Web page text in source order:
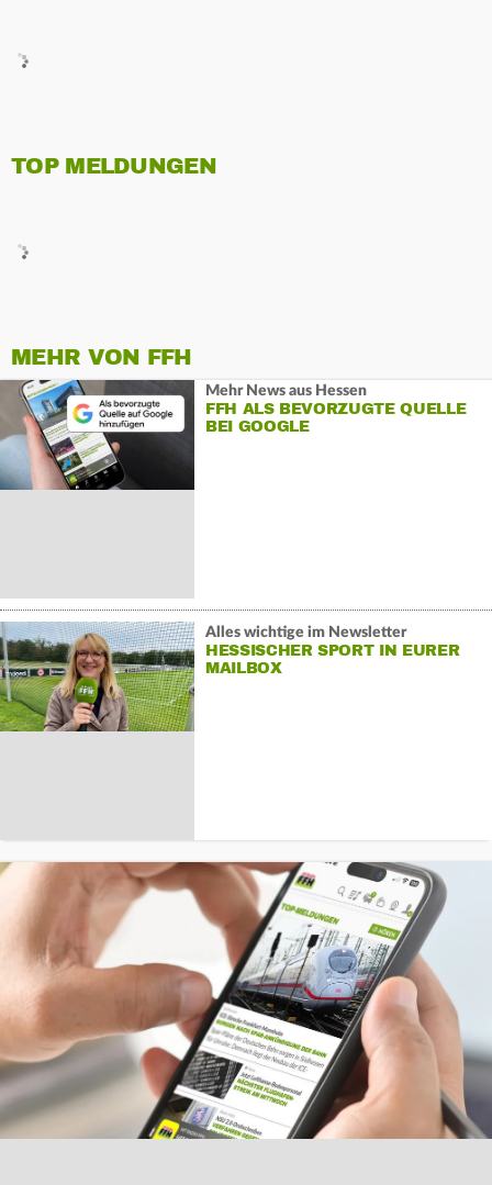
TOP MELDUNGEN
MEHR VON FFH
Mehr News aus Hessen
FFH ALS BEVORZUGTE QUELLE
BEI GOOGLE
Alles wichtige im Newsletter
HESSISCHER SPORT IN EURER
MAILBOX